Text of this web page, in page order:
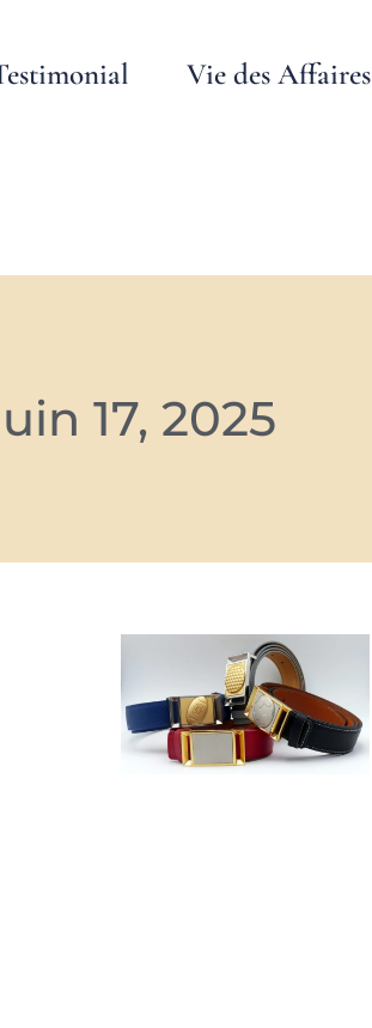
Vie des Affaires
17, 2025